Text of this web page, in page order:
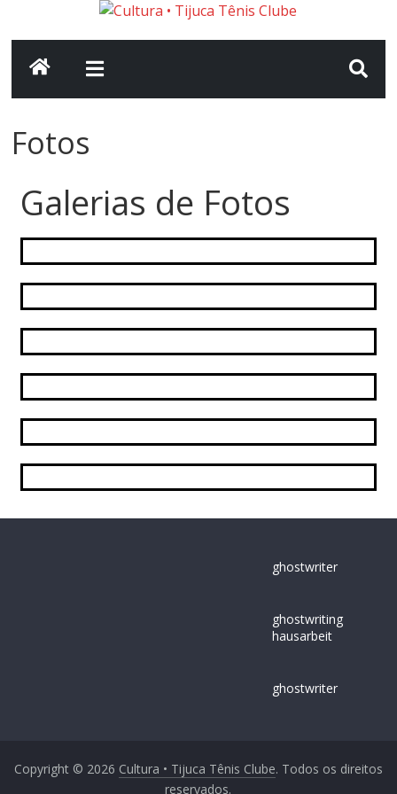
Fotos
Galerias de Fotos
ghostwriter
ghostwriting
hausarbeit
ghostwriter
Copyright © 2026 Cultura • Tijuca Tênis Clube. Todos os direitos
reservados.